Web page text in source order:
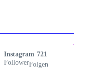
Instagram 721
FollowerFolgen